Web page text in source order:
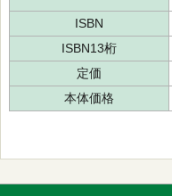
ISBN
ISBN13桁
定価
本体価格